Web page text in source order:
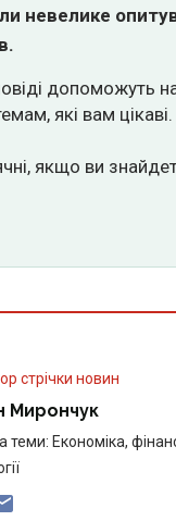
невелике
допоможуть
які вам цікаві.
якщо ви
стрічки новин
Мирончук
теми: Економіка,